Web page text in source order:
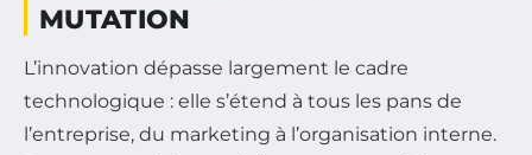
MUTATION
L’innovation dépasse largement le cadre
technologique : elle s’étend à tous les pans de
l’entreprise, du marketing à l’organisation interne.